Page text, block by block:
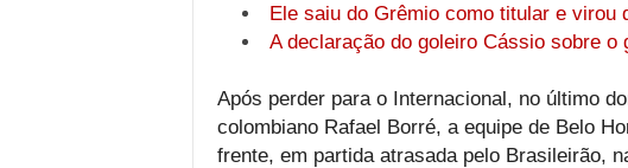
Ele saiu do Grêmio como titular e virou
A declaração do goleiro Cássio sobre o
Após perder para o Internacional, no último
colombiano Rafael Borré, a equipe de Belo
frente, em partida atrasada pelo Brasileirão,